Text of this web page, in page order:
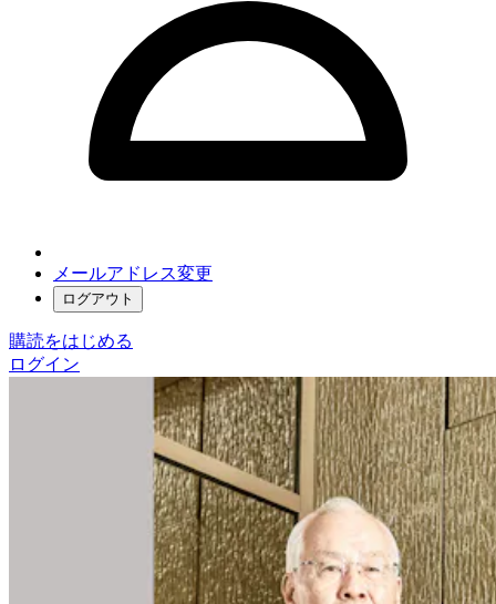
メールアドレス変更
ログアウト
購読をはじめる
ログイン